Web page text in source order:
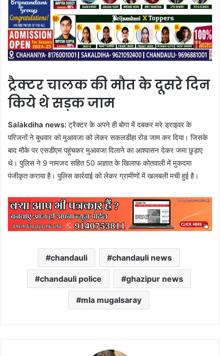
ट्रैक्टर चालक की मौत के दूसरे दिन
किये थे सड़क जाम
Salakdiha news:ट्रैक्टर के अपने ही बोगा में दबकर मरे ड्राइवर के
परिजनों ने बुधवार को मुआवजा को लेकर सकलडीहा रोड जाम कर दिया। जिसके
बाद मौके पर एसडीएम पहुंचकर मुआवजा दिलाने का आश्वासन देकर जमा छुड़ाए
थे। पुलिस ने 9 नामजद सहित 50 अज्ञात के खिलाफ कोतवाली में मुकदमा
पंजीकृत कराया है। पुलिस कार्रवाई को लेकर ग्रामीणों में खलबली मची हुई है।
chandauli chandauli news
chandauli police ghazipur news
mla mugalsaray